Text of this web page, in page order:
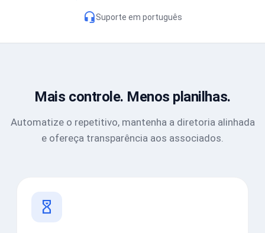
Suporte em português
Mais controle. Menos planilhas.
Automatize o repetitivo, mantenha a diretoria alinhada
e ofereça transparência aos associados.